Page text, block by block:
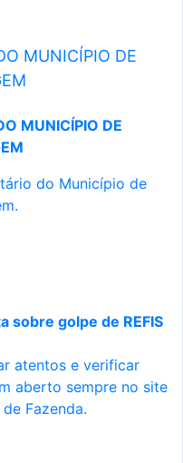
MUNICÍPIO DE
MUNICÍPIO DE
do Município de
sobre golpe de REFIS
atentos e verificar
aberto sempre no site
Fazenda.